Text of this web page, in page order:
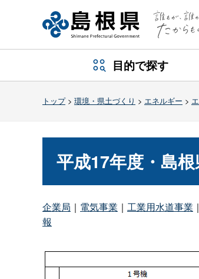
目的で探す
トップ> 環境・県土づくり > エネルギー >
平成17年度・島
企業局 ｜ 電気事業 ｜ 工業用水道事業 ｜
報